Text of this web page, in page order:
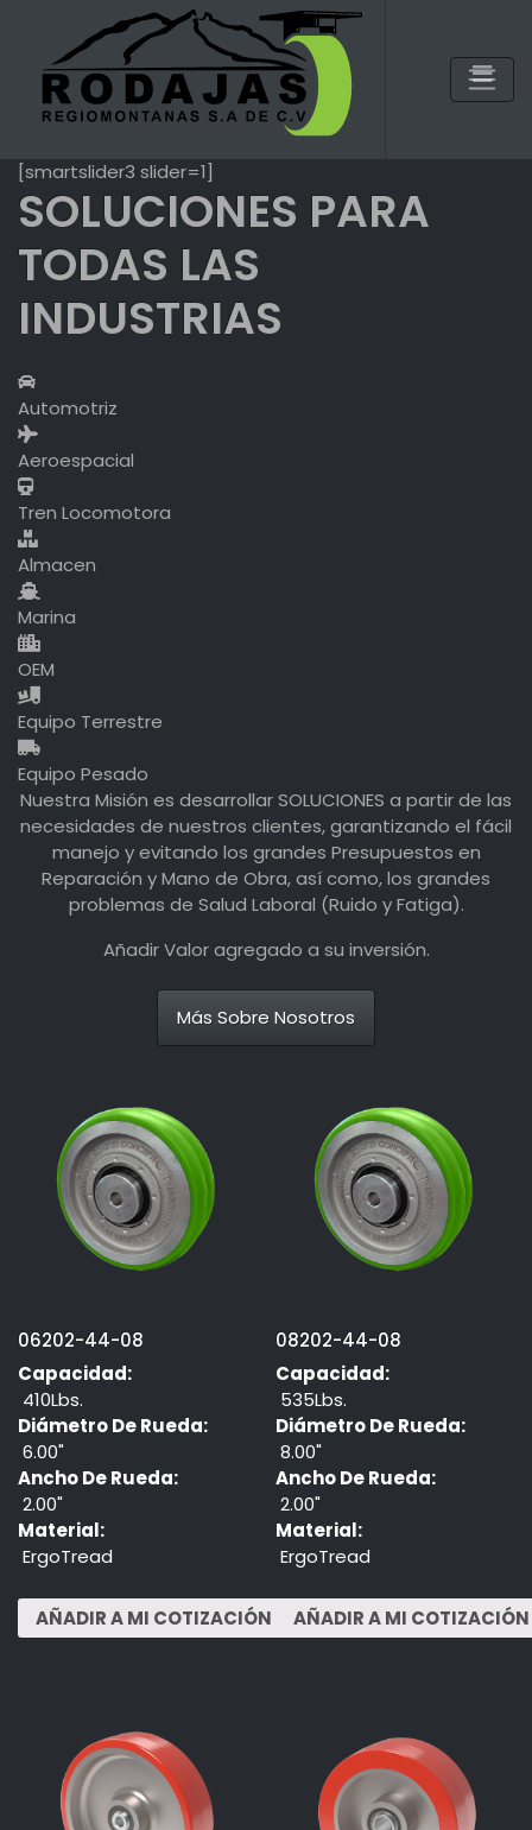
content
[smartslider3 slider=1]
SOLUCIONES PARA
TODAS LAS
INDUSTRIAS
Automotriz
Aeroespacial
Tren Locomotora
Almacen
Marina
OEM
Equipo Terrestre
Equipo Pesado
Nuestra Misión es desarrollar SOLUCIONES a partir de las
necesidades de nuestros clientes, garantizando el fácil
manejo y evitando los grandes Presupuestos en
Reparación y Mano de Obra, así como, los grandes
problemas de Salud Laboral (Ruido y Fatiga).
Añadir Valor agregado a su inversión.
Más Sobre Nosotros
06202-44-08
Capacidad:
410Lbs.
Diámetro De Rueda:
6.00"
Ancho De Rueda:
2.00"
Material:
ErgoTread
08202-44-08
Capacidad:
535Lbs.
Diámetro De Rueda:
8.00"
Ancho De Rueda:
2.00"
Material:
ErgoTread